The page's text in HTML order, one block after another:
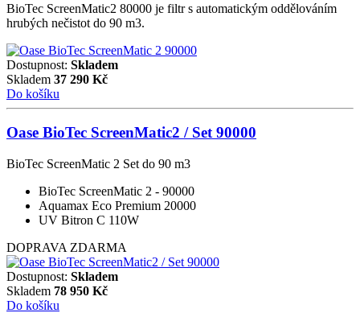
BioTec ScreenMatic2 80000 je filtr s automatickým oddělováním
hrubých nečistot do 90 m3.
Dostupnost: Skladem
Skladem 37 290 Kč
Do košíku
Oase BioTec ScreenMatic2 / Set 90000
BioTec ScreenMatic 2 Set do 90 m3
BioTec ScreenMatic 2 - 90000
Aquamax Eco Premium 20000
UV Bitron C 110W
DOPRAVA ZDARMA
Dostupnost: Skladem
Skladem 78 950 Kč
Do košíku